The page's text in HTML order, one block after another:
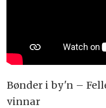
Bønder i by'n –
vinnar